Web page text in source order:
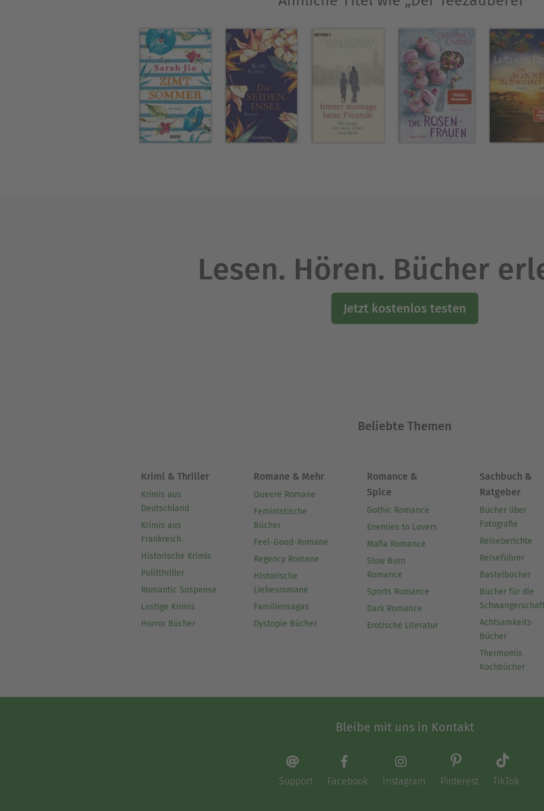
Lesen. Hören. Bücher
Jetzt kostenlos testen
Beliebte Themen
Krimi & Thriller
Krimis aus
Deutschland
Krimis aus
Frankreich
Historische Krimis
Politthriller
Romantic Suspense
Lustige Krimis
Horror Bücher
Romane & Mehr
Queere Romane
Feministische
Bücher
Feel-Good-Romane
Regency Romane
Historische
Liebesromane
Familiensagas
Dystopie Bücher
Romance &
Spice
Gothic Romance
Enemies to Lovers
Mafia Romance
Slow Burn
Romance
Sports Romance
Dark Romance
Erotische Literatur
Sachbuch &
Ratgeber
Bücher über
Fotografie
Reiseberichte
Reiseführer
Bastelbücher
Bücher für die
Achtsamkeits-
Bücher
Thermomix
Kochbücher
Bleibe mit uns in Kontakt
Support Facebook Instagram Pinterest TikTok